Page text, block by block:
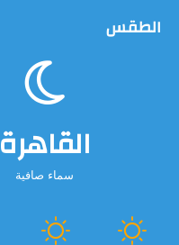
الطقس
القاهرة
سماء صافية